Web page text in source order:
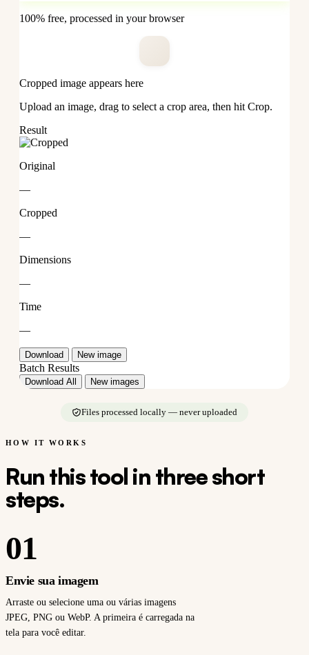
100% free, processed in your browser
Cropped image appears here
Upload an image, drag to select a crop area, then hit Crop.
Result
Original
—
Cropped
—
Dimensions
—
Time
—
Download New image
Batch Results
Download All New images
Files processed locally — never uploaded
HOW IT WORKS
Run this tool in three short
steps.
01
Envie sua imagem
Arraste ou selecione uma ou várias imagens
JPEG, PNG ou WebP. A primeira é carregada na
tela para você editar.